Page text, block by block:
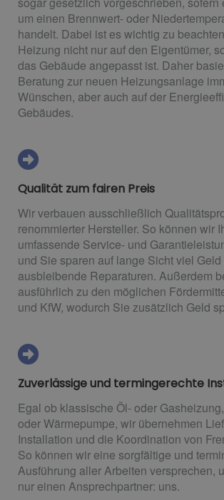
um einen Brennwert- oder
handelt. Dabei ist es wichtig zu
Heizung nicht nur auf den Eigentümer,
das Gebäude angepasst ist. Daher
Beratung zur neuen Heizungsanlage
Wünschen, aber auch auf der
Gebäudes.
Qualität zum fairen Preis
Wir verbauen ausschließlich
renommierter Hersteller. So können wir
umfassende Service- und
und Sie sparen auf lange Sicht viel Geld
ausbleibende Reparaturen. Außerdem
ausführlich zu den möglichen
und KfW, wodurch Sie zusätzlich Geld
Zuverlässige und termingerechte
Egal ob klassische Öl- oder
oder Wärmepumpe, wir übernehmen
Installation und die Koordination von
So können wir eine sorgfältige und
Ausführung aller Arbeiten versprechen,
nur einen Ansprechpartner: uns.